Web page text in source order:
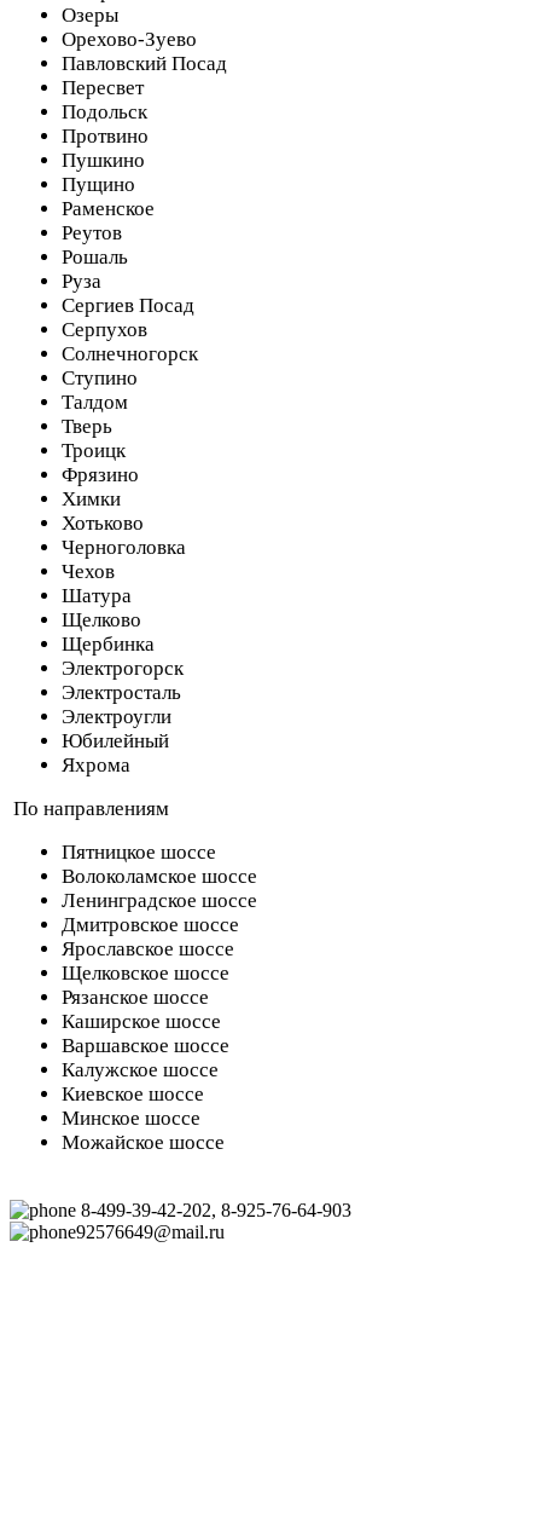
Озеры
Орехово-Зуево
Павловский Посад
Пересвет
Подольск
Протвино
Пушкино
Пущино
Раменское
Реутов
Рошаль
Руза
Сергиев Посад
Серпухов
Солнечногорск
Ступино
Талдом
Тверь
Троицк
Фрязино
Химки
Хотьково
Черноголовка
Чехов
Шатура
Щелково
Щербинка
Электрогорск
Электросталь
Электроугли
Юбилейный
Яхрома
По направлениям
Пятницкое шоссе
Волоколамское шоссе
Ленинградское шоссе
Дмитровское шоссе
Ярославское шоссе
Щелковское шоссе
Рязанское шоссе
Каширское шоссе
Варшавское шоссе
Калужское шоссе
Киевское шоссе
Минское шоссе
Можайское шоссе
8-499-39-42-202, 8-925-76-64-903
92576649@mail.ru